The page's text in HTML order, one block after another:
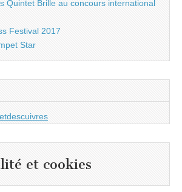
Quintet Brille au concours international
Festival 2017
Star
et cookies